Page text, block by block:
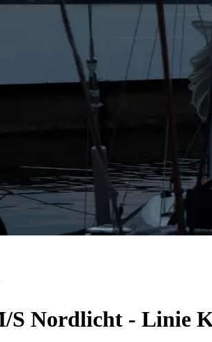
S Nordlicht - Linie